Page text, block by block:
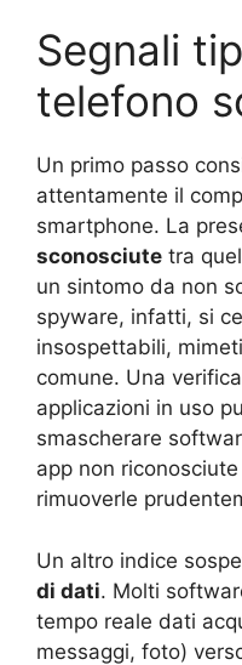
Segnali
telefono
Un primo passo
attentamente il
smartphone. La
sconosciute tra
un sintomo da non
spyware, infatti, si
insospettabili,
comune. Una
applicazioni in uso
smascherare
app non
rimuoverle
Un altro indice
di dati. Molti
tempo reale dati
messaggi, foto)